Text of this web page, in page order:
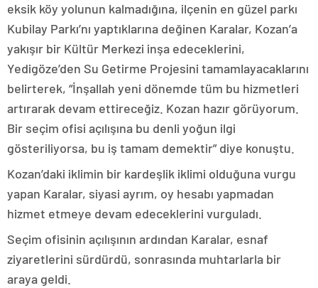
eksik köy yolunun kalmadığına, ilçenin en güzel parkı
Kubilay Parkı’nı yaptıklarına değinen Karalar, Kozan’a
yakışır bir Kültür Merkezi inşa edeceklerini,
Yedigöze’den Su Getirme Projesini tamamlayacaklarını
belirterek, “İnşallah yeni dönemde tüm bu hizmetleri
artırarak devam ettireceğiz. Kozan hazır görüyorum.
Bir seçim ofisi açılışına bu denli yoğun ilgi
gösteriliyorsa, bu iş tamam demektir” diye konuştu.
Kozan’daki iklimin bir kardeşlik iklimi olduğuna vurgu
yapan Karalar, siyasi ayrım, oy hesabı yapmadan
hizmet etmeye devam edeceklerini vurguladı.
Seçim ofisinin açılışının ardından Karalar, esnaf
ziyaretlerini sürdürdü, sonrasında muhtarlarla bir
araya geldi.